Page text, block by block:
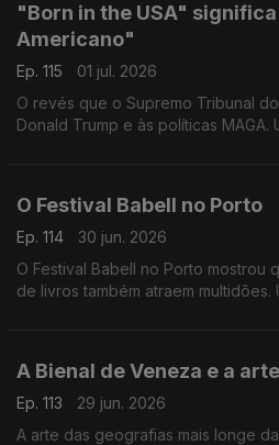
"Born in the USA"
Americano"
Ep. 115
01 jul. 2026
O revés que o Supremo Tribunal
Donald Trump e às políticas MAGA.
O Festival Babell no Porto
Ep. 114
30 jun. 2026
O Festival Babell no Porto mostrou
de livros também atraem multidões.
A Bienal de Veneza e a
Ep. 113
29 jun. 2026
A arte das geografias mais longe